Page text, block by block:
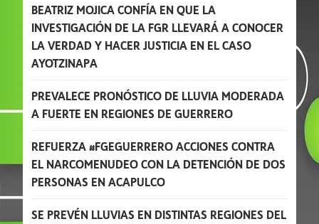
BEATRIZ MOJICA CONFÍA EN QUE LA
INVESTIGACIÓN DE LA FGR LLEVARÁ A CONOCER
LA VERDAD Y HACER JUSTICIA EN EL CASO
AYOTZINAPA
PREVALECE PRONÓSTICO DE LLUVIA MODERADA
A FUERTE EN REGIONES DE GUERRERO
REFUERZA #FGEGUERRERO ACCIONES CONTRA
EL NARCOMENUDEO CON LA DETENCIÓN DE DOS
PERSONAS EN ACAPULCO
SE PREVÉN LLUVIAS EN DISTINTAS REGIONES DEL